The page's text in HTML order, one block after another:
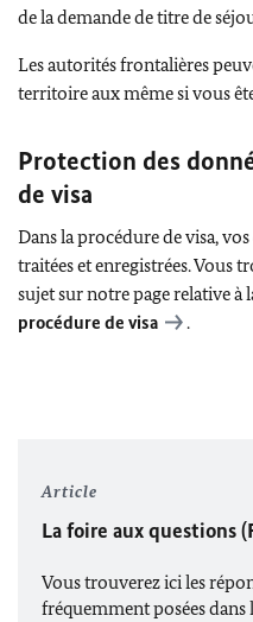
de la demande de titre de
Les autorités frontalières
territoire aux même si vous
Protection des
de visa
Dans la procédure de visa,
traitées et enregistrées. Vous
sujet sur notre page relative à
procédure de visa
.
Article
La foire aux questions
Vous trouverez ici les
fréquemment posées dans